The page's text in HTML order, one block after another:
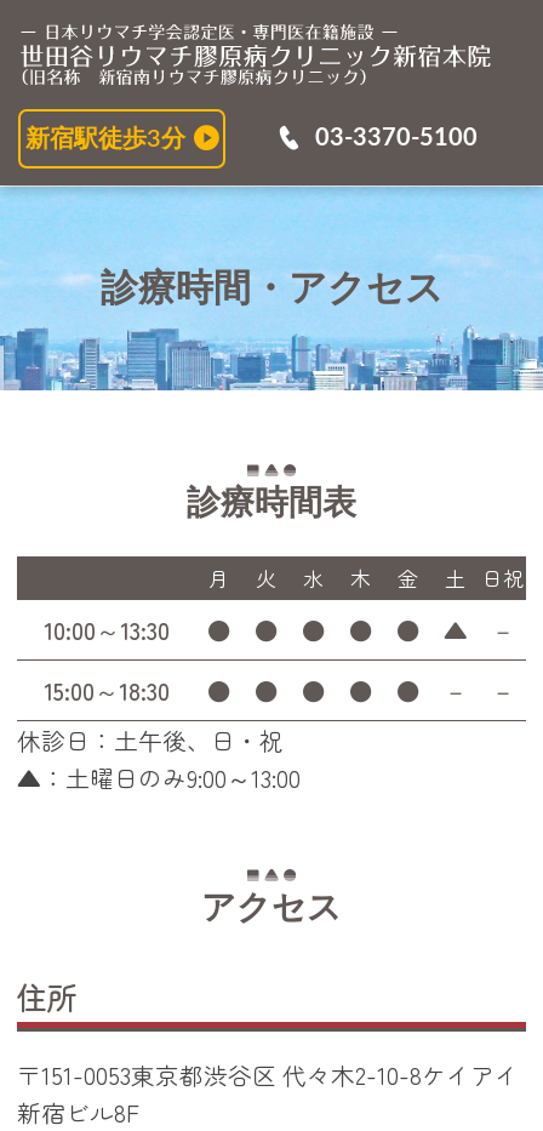
新宿駅徒歩3分 03-3370-5100
診療時間・アクセス
診療時間表
月 火 水 木 金 土 日祝
10:00～13:30 ● ● ● ● ● ▲
－
15:00～18:30
● ● ● ● ● －
－
休診日：土午後、日・祝
▲：土曜日のみ9:00～13:00
アクセス
住所
〒151-0053東京都渋谷区 代々木2-10-8ケイアイ
新宿ビル8F